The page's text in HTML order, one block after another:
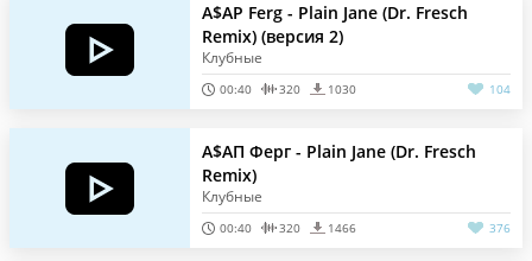
A$AP Ferg - Plain Jane (Dr. Fresch
Remix) (версия 2)
Клубные
00:40 320 1030 104
А$АП Ферг - Plain Jane (Dr. Fresch
Remix)
Клубные
00:40 320 1466 376